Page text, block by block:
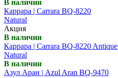
В наличии
Каррара | Carrara BQ-8220
Natural
Акция
В наличии
Каррара | Carrara BQ-8220 Antique
Natural
В наличии
Азул Аран | Azul Aran BQ-9470